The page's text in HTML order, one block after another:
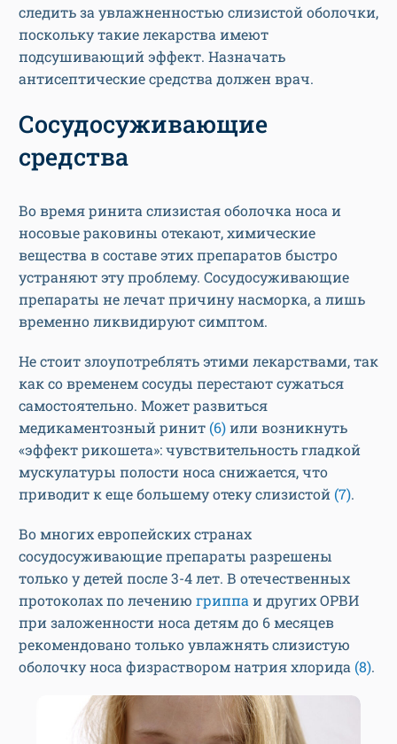
следить за увлажненностью слизистой оболочки,
поскольку такие лекарства имеют
подсушивающий эффект. Назначать
антисептические средства должен врач.
Сосудосуживающие
средства
Во время ринита слизистая оболочка носа и
носовые раковины отекают, химические
вещества в составе этих препаратов быстро
устраняют эту проблему. Сосудосуживающие
препараты не лечат причину насморка, а лишь
временно ликвидируют симптом.
Не стоит злоупотреблять этими лекарствами, так
как со временем сосуды перестают сужаться
самостоятельно. Может развиться
медикаментозный ринит (6)или возникнуть
«эффект рикошета»: чувствительность гладкой
мускулатуры полости носа снижается, что
приводит к еще большему отеку слизистой (7).
Во многих европейских странах
сосудосуживающие препараты разрешены
только у детей после 3-4 лет. В отечественных
протоколах по лечению гриппа и других ОРВИ
при заложенности носа детям до 6 месяцев
рекомендовано только увлажнять слизистую
оболочку носа физраствором натрия хлорида (8).